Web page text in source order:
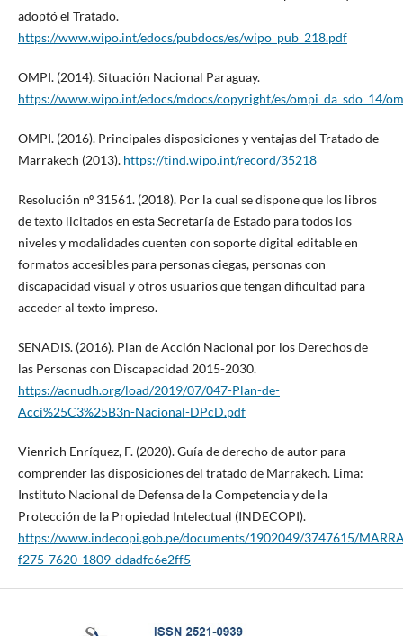
adoptó el Tratado.
https://www.wipo.int/edocs/pubdocs/es/wipo_pub_218.pdf
OMPI. (2014). Situación Nacional Paraguay.
https://www.wipo.int/edocs/mdocs/copyright/es/ompi_da_sdo_14/
OMPI. (2016). Principales disposiciones y ventajas del Tratado de
Marrakech (2013). https://tind.wipo.int/record/35218
Resolución nº 31561. (2018). Por la cual se dispone que los libros
de texto licitados en esta Secretaría de Estado para todos los
niveles y modalidades cuenten con soporte digital editable en
formatos accesibles para personas ciegas, personas con
discapacidad visual y otros usuarios que tengan dificultad para
acceder al texto impreso.
SENADIS. (2016). Plan de Acción Nacional por los Derechos de
las Personas con Discapacidad 2015-2030.
https://acnudh.org/load/2019/07/047-Plan-de-
Acci%25C3%25B3n-Nacional-DPcD.pdf
Vienrich Enríquez, F. (2020). Guía de derecho de autor para
comprender las disposiciones del tratado de Marrakech. Lima:
Instituto Nacional de Defensa de la Competencia y de la
Protección de la Propiedad Intelectual (INDECOPI).
https://www.indecopi.gob.pe/documents/1902049/3747615/
f275-7620-1809-ddadfc6e2ff5